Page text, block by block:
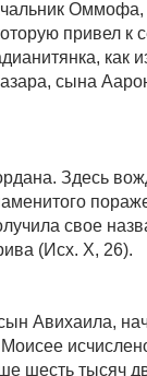
привел к
как
сына
Здесь
свое
(Исх. X, 26).
Авихаила,
шесть тысяч